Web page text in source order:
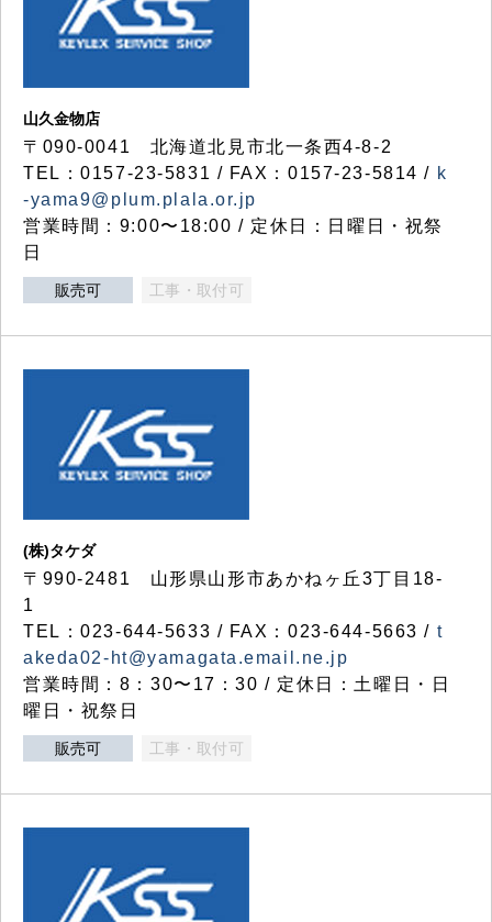
山久金物店
〒090-0041 北海道北見市北一条西4-8-2
TEL：0157-23-5831 / FAX：0157-23-5814 / k
-yama9@plum.plala.or.jp
営業時間：9:00〜18:00 / 定休日：日曜日・祝祭
日
販売可 工事・取付可
(株)タケダ
〒990-2481 山形県山形市あかねヶ丘3丁目18-
1
TEL：023-644-5633 / FAX：023-644-5663 / t
akeda02-ht@yamagata.email.ne.jp
営業時間：8：30〜17：30 / 定休日：土曜日・日
曜日・祝祭日
販売可 工事・取付可